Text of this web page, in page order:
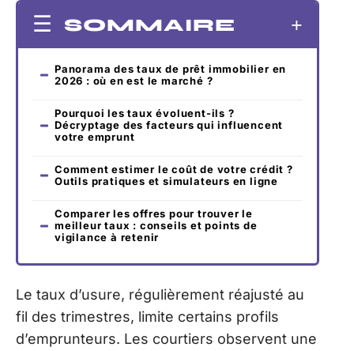
SOMMAIRE
Panorama des taux de prêt immobilier en
2026 : où en est le marché ?
Pourquoi les taux évoluent-ils ?
Décryptage des facteurs qui influencent
votre emprunt
Comment estimer le coût de votre crédit ?
Outils pratiques et simulateurs en ligne
Comparer les offres pour trouver le
meilleur taux : conseils et points de
vigilance à retenir
Le taux d’usure, régulièrement réajusté au
fil des trimestres, limite certains profils
d’emprunteurs. Les courtiers observent une